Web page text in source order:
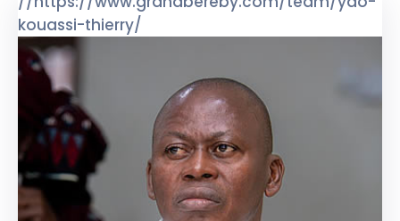
kouassi-thierry/